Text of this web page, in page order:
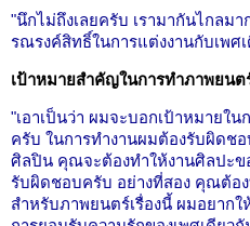
"นึกไม่ถึงเลยครับ เรามากันไกลม
รณรงค์สิทธิ์ในการแต่งงานกับเพศ
เป้าหมายสำคัญในการทำภาพยนต
"เอาเป็นว่า ผมจะบอกเป้าหมายใ
ครับ ในการทำงานผมต้องรับผิดชอ
ศิลปิน คุณจะต้องทำให้งานศิลปะ
รับผิดชอบครับ อย่างที่สอง คุณต้อ
สำหรับภาพยนตร์เรื่องนี้ ผมอยาก